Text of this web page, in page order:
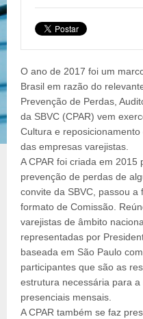
O ano de 2017 foi um
Brasil em razão do
Prevenção de Perdas,
da SBVC (CPAR) vem
Cultura e
das empresas varejistas.
A CPAR foi criada em
prevenção de perdas de
convite da SBVC, passou
formato de Comissão.
varejistas de âmbito
representadas por
baseada em São Paulo
participantes que são as
estrutura necessária para
presenciais mensais.
A CPAR também se faz